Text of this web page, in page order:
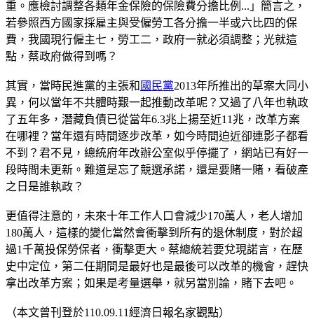
重。應檢討調整各類年金保險的保險費分擔比例...」簡言之，
若參照西方國家採雇主與受僱勞工各分擔一半或六比四的保
費，我國現行僱主七，勞工二，政府一就必須調整；光就這
點，蔡政府做得到嗎？
其實，當時民進黨的主張和 國民黨2013年所推出的草案大同小
異，何以當年不共體時艱一起推動改革呢？又過了八年也執政
了五年多，潛藏負債已從當年6.3兆上揚至近11兆，改革方案
在哪裡？當年還有時間逐步改革，如今時間迫近卻連影子都看
不到？君不見，總統府年改辦公室似乎停擺了，網站已有好一
段時間未更新。難道是忘了競選承諾，還是要賭一賭，看破產
之日是誰執政？
更值得注意的，未來十年工作人口會減少170萬人，老人增加
180萬人，這樣的變化當然會衝擊到所有的退休制度，對於超
過1千萬投保勞保者，衝擊更大。蔡總統若要兌現諾言，在歷
史中定位，第二任期間是最好也是最後可以改革的機會，趕快
拿出改革方案；如果是考量選舉，就另當別論，賭下去吧。
（本文曾刊登於110.09.11經濟日報名家觀點）